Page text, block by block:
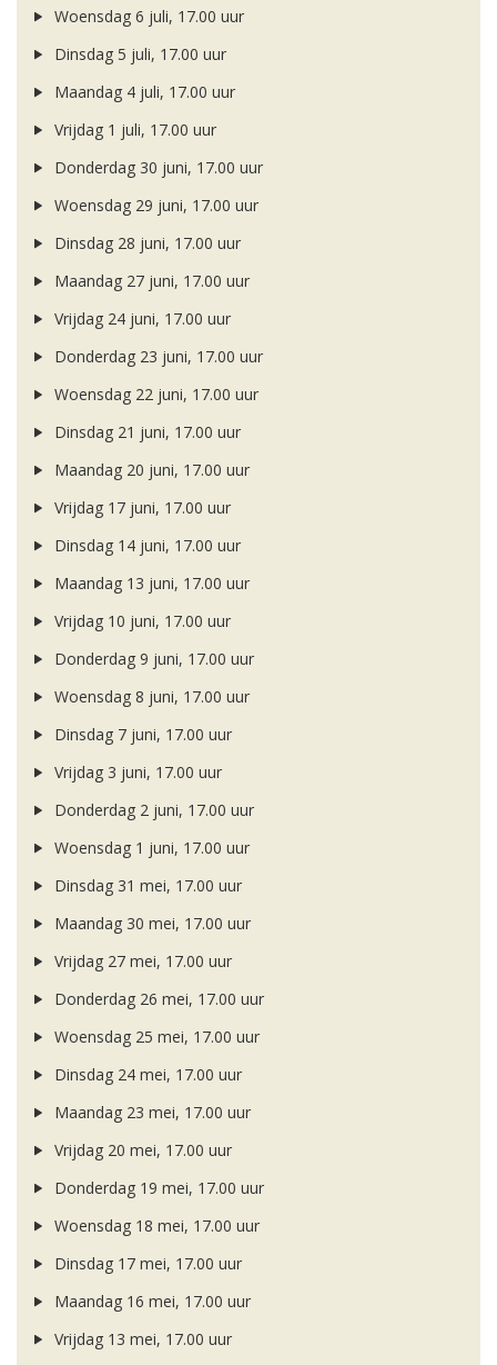
Woensdag 6 juli, 17.00 uur
Dinsdag 5 juli, 17.00 uur
Maandag 4 juli, 17.00 uur
Vrijdag 1 juli, 17.00 uur
Donderdag 30 juni, 17.00 uur
Woensdag 29 juni, 17.00 uur
Dinsdag 28 juni, 17.00 uur
Maandag 27 juni, 17.00 uur
Vrijdag 24 juni, 17.00 uur
Donderdag 23 juni, 17.00 uur
Woensdag 22 juni, 17.00 uur
Dinsdag 21 juni, 17.00 uur
Maandag 20 juni, 17.00 uur
Vrijdag 17 juni, 17.00 uur
Dinsdag 14 juni, 17.00 uur
Maandag 13 juni, 17.00 uur
Vrijdag 10 juni, 17.00 uur
Donderdag 9 juni, 17.00 uur
Woensdag 8 juni, 17.00 uur
Dinsdag 7 juni, 17.00 uur
Vrijdag 3 juni, 17.00 uur
Donderdag 2 juni, 17.00 uur
Woensdag 1 juni, 17.00 uur
Dinsdag 31 mei, 17.00 uur
Maandag 30 mei, 17.00 uur
Vrijdag 27 mei, 17.00 uur
Donderdag 26 mei, 17.00 uur
Woensdag 25 mei, 17.00 uur
Dinsdag 24 mei, 17.00 uur
Maandag 23 mei, 17.00 uur
Vrijdag 20 mei, 17.00 uur
Donderdag 19 mei, 17.00 uur
Woensdag 18 mei, 17.00 uur
Dinsdag 17 mei, 17.00 uur
Maandag 16 mei, 17.00 uur
Vrijdag 13 mei, 17.00 uur